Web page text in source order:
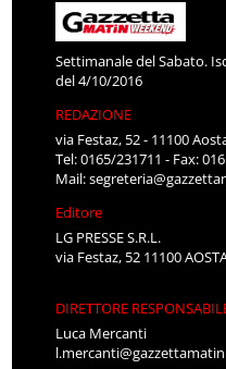
Settimanale del Sabato.
del 4/10/2016
REDAZIONE
via Festaz, 52 - 11100
Tel: 0165/231711 - Fax:
Mail:
Editore
LG PRESSE S.R.L.
via Festaz, 52 11100
DIRETTORE
Luca Mercanti